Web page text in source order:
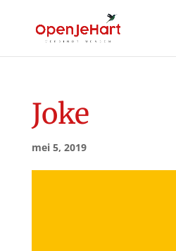
Joke
mei 5, 2019